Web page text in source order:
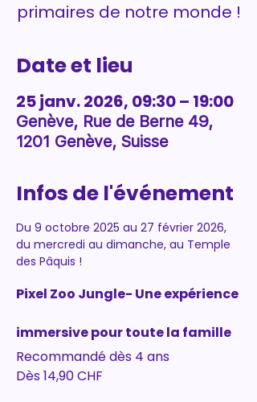
primaires de notre monde !
Date et lieu
25 janv. 2026, 09:30 – 19:00
Genève, Rue de Berne 49,
1201 Genève, Suisse
Infos de l'événement
Du 9 octobre 2025 au 27 février 2026,
du mercredi au dimanche, au Temple
des Pâquis !
Pixel Zoo Jungle- Une expérience
immersive pour toute la famille
Recommandé dès 4 ans
Dès 14,90 CHF